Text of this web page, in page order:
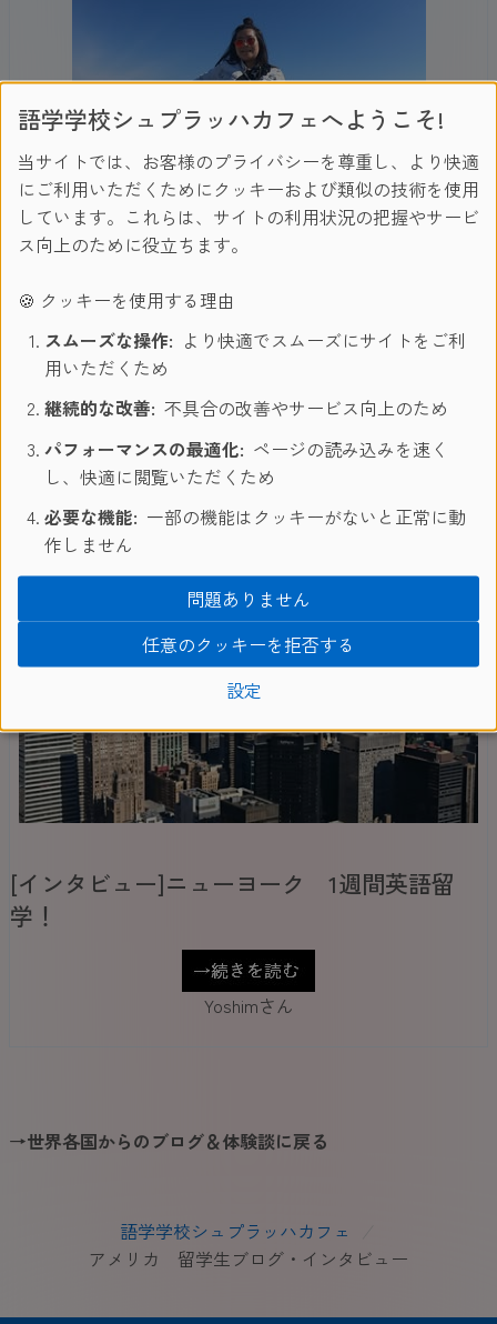
［インタビュー］ロサンゼルス1ヶ月英語留
学！
Nanamiさん
ニューヨーク
[インタビュー]ニューヨーク 1週間英語留
学！
Yoshimさん
→世界各国からのブログ＆体験談に戻る
語学学校シュプラッハカフェ
アメリカ 留学生ブログ・インタビュー
語学学校シュプラッハカフェへようこそ!
当サイトでは、お客様のプライバシーを尊重し、より快適
にご利用いただくためにクッキーおよび類似の技術を使用
しています。これらは、サイトの利用状況の把握やサービ
ス向上のために役立ちます。
🍪 クッキーを使用する理由
スムーズな操作: より快適でスムーズにサイトをご利
用いただくため
継続的な改善: 不具合の改善やサービス向上のため
パフォーマンスの最適化: ページの読み込みを速く
し、快適に閲覧いただくため
必要な機能: 一部の機能はクッキーがないと正常に動
作しません
設定
任意のクッキーを拒否する
問題ありません